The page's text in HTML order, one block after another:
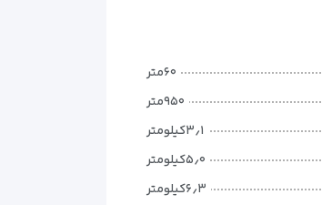
۶۰متر
۹۵۰متر
۳٫۱کیلومتر
۵٫۰کیلومتر
۶٫۳کیلومتر